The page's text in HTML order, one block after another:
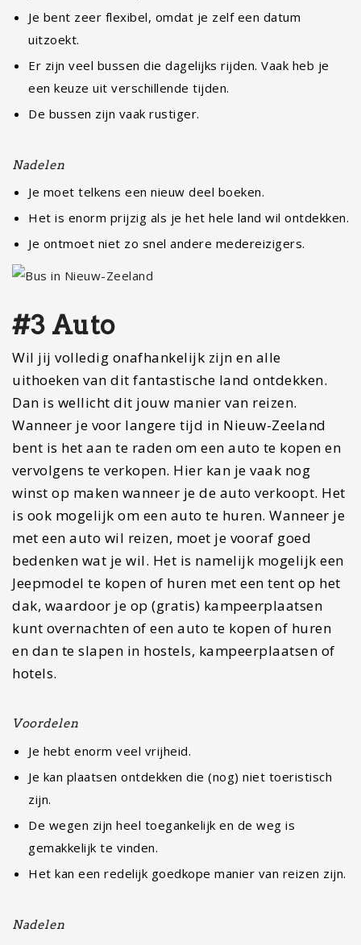
Je bent zeer flexibel, omdat je zelf een datum
uitzoekt.
Er zijn veel bussen die dagelijks rijden. Vaak heb je
een keuze uit verschillende tijden.
De bussen zijn vaak rustiger.
Nadelen
Je moet telkens een nieuw deel boeken.
Het is enorm prijzig als je het hele land wil ontdekken.
Je ontmoet niet zo snel andere medereizigers.
#3 Auto
Wil jij volledig onafhankelijk zijn en alle
uithoeken van dit fantastische land ontdekken.
Dan is wellicht dit jouw manier van reizen.
Wanneer je voor langere tijd in Nieuw-Zeeland
bent is het aan te raden om een auto te kopen en
vervolgens te verkopen. Hier kan je vaak nog
winst op maken wanneer je de auto verkoopt. Het
is ook mogelijk om een auto te huren. Wanneer je
met een auto wil reizen, moet je vooraf goed
bedenken wat je wil. Het is namelijk mogelijk een
Jeepmodel te kopen of huren met een tent op het
dak, waardoor je op (gratis) kampeerplaatsen
kunt overnachten of een auto te kopen of huren
en dan te slapen in hostels, kampeerplaatsen of
hotels.
Voordelen
Je hebt enorm veel vrijheid.
Je kan plaatsen ontdekken die (nog) niet toeristisch
zijn.
De wegen zijn heel toegankelijk en de weg is
gemakkelijk te vinden.
Het kan een redelijk goedkope manier van reizen zijn.
Nadelen